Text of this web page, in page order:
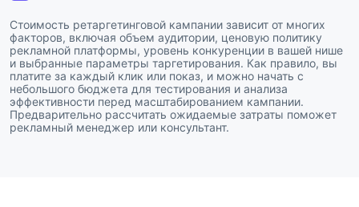
Стоимость ретаргетинговой кампании зависит от многих
факторов, включая объем аудитории, ценовую политику
рекламной платформы, уровень конкуренции в вашей нише
и выбранные параметры таргетирования. Как правило, вы
платите за каждый клик или показ, и можно начать с
небольшого бюджета для тестирования и анализа
эффективности перед масштабированием кампании.
Предварительно рассчитать ожидаемые затраты поможет
рекламный менеджер или консультант.